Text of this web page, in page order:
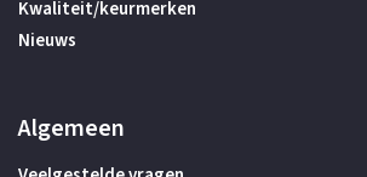
Kwaliteit/keurmerken
Nieuws
Algemeen